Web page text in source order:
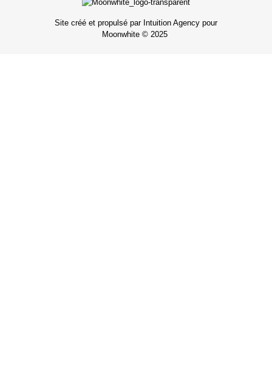
Site créé et propulsé par Intuition Agency pour
Moonwhite © 2025